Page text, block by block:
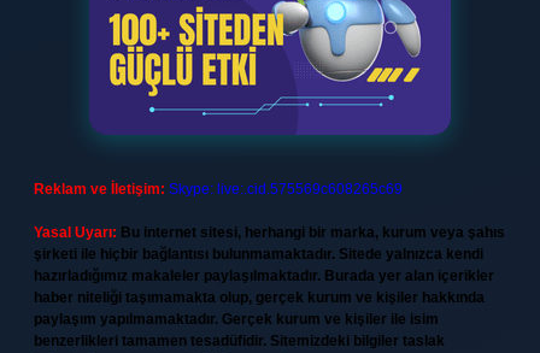
Reklam ve İletişim: Skype: live:.cid.575569c608265c69
Yasal Uyarı: Bu internet sitesi, herhangi bir marka, kurum veya şahıs
şirketi ile hiçbir bağlantısı bulunmamaktadır. Sitede yalnızca kendi
hazırladığımız makaleler paylaşılmaktadır. Burada yer alan içerikler
haber niteliği taşımamakta olup, gerçek kurum ve kişiler hakkında
paylaşım yapılmamaktadır. Gerçek kurum ve kişiler ile isim
benzerlikleri tamamen tesadüfidir. Sitemizdeki bilgiler taslak